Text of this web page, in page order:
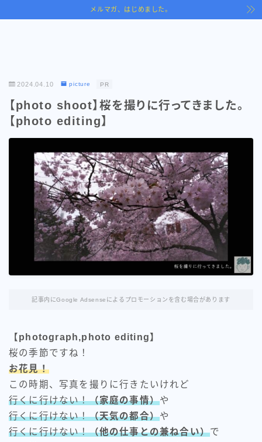
メルマガ、はじめました。
2024.04.10 picture PR
【photo shoot】桜を撮りに行ってきました。
【photo editing】
記事内にGoogle Adsenseによるプロモーションを含む場合があります
【photograph,photo editing】
桜の季節ですね！
お花見！
この時期、写真を撮りに行きたいけれど
行くに行けない！（家庭の事情）や
行くに行けない！（天気の都合）や
行くに行けない！（他の仕事との兼ね合い）で